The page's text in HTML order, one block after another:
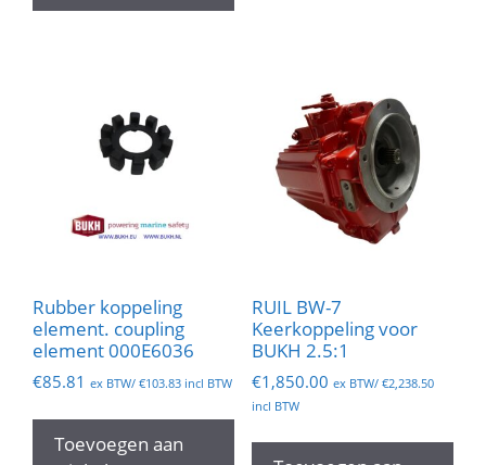
Rubber koppeling
element. coupling
element 000E6036
€85.81 ex BTW/ €103.83 incl BTW
Toevoegen aan
RUIL BW-7
Keerkoppeling voor
BUKH 2.5:1
€1,850.00 ex BTW/ €2,238.50
incl BTW